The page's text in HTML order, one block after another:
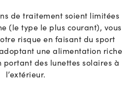
de traitement soient limitées
(le type le plus courant), vous
risque en faisant du sport
une alimentation riche
portant des lunettes solaires à
l’extérieur.